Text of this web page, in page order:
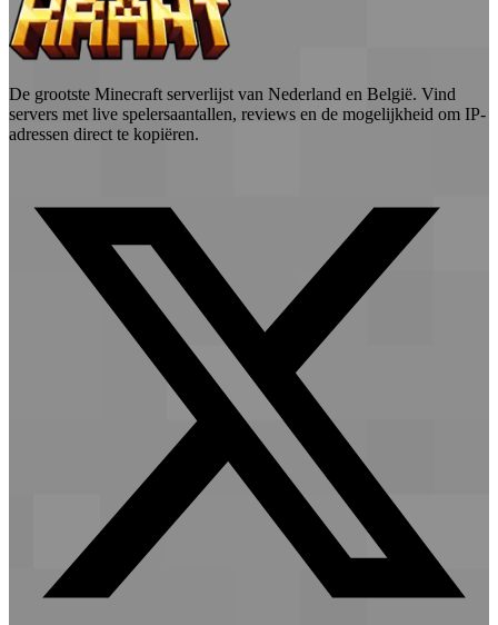
De grootste Minecraft serverlijst van Nederland en België. Vind
servers met live spelersaantallen, reviews en de mogelijkheid om IP-
adressen direct te kopiëren.